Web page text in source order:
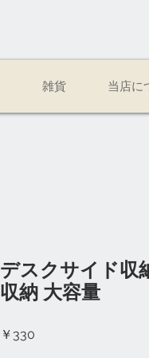
雑貨 当店に
デスクサイド収
収納 大容量
￥330